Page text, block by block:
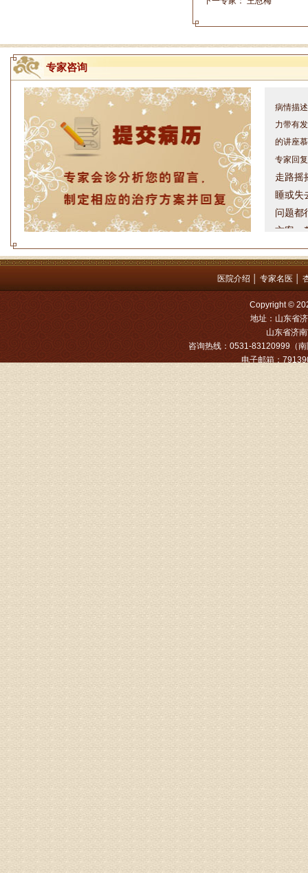
专家咨询
力带有
的讲座
专家回
走路摇
睡或失
问题都
方案，
姓名：
病情描
专家回
姓名：
病情描
病情描
专家回
由于你
来院就
姓名
病情描
专家回
由于来
姓名：
病情描
液，同
外用、
姓名
病情描
专家回
济南杏
术，无
由于专
姓名
医院介绍 专家名医
Copyright ©
地址：山东省
山东省济南
咨询热线：0531-83120999（
电子邮箱：